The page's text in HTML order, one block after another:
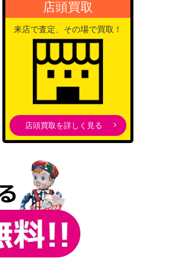
15,000
反逆のルル
10,000
）
26,000
ター シャイ
ズ）
35,000
）
惑）
店頭買取
来店で査定、その場で買取！
店頭買取を詳しく見る